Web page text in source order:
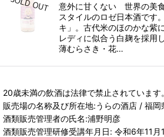
意外に甘くない 世界の美
スタイルのロゼ日本酒です
キ」。古代米のほのかな紫
レディに似合う白麹を採用
薄むらさき・花…
20歳未満の飲酒は法律で禁止されています。
販売場の名称及び所在地:うらの酒店 / 福
酒類販売管理者の氏名:浦野明彦
酒類販売管理研修受講年月日: 令和6年11